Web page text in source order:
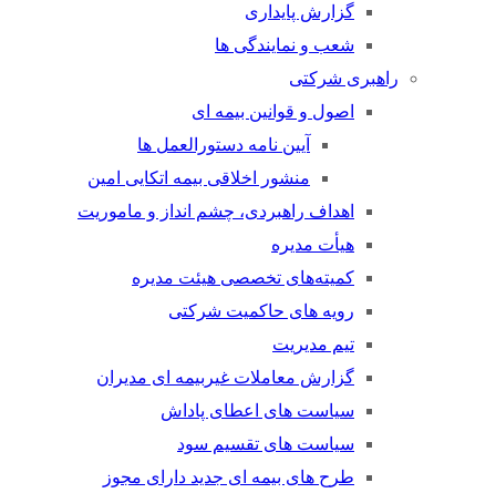
گزارش پایداری
شعب و نمایندگی ها
راهبری شرکتی
اصول و قوانین بیمه ای
آیین نامه دستورالعمل ها
منشور اخلاقی بیمه اتکایی امین
اهداف راهبردی، چشم انداز و ماموریت
هیأت مدیره
کمیته‌های تخصصی هیئت مدیره
رویه های حاکمیت شرکتی
تیم مدیریت
گزارش معاملات غیربیمه ای مدیران
سیاست های اعطای پاداش
سیاست های تقسیم سود
طرح های بیمه ای جدید دارای مجوز